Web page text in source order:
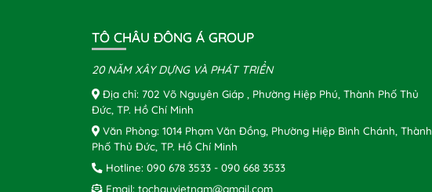
TÔ CHÂU ĐÔNG Á GROUP
20 NĂM XÂY DỰNG VÀ PHÁT TRIỂN
Địa chỉ: 702 Võ Nguyên Giáp , Phường Hiệp Phú, Thành Phố Thủ
Đức, TP. Hồ Chí Minh
Văn Phòng: 1014 Phạm Văn Đồng, Phường Hiệp Bình Chánh, Thành
Phố Thủ Đức, TP. Hồ Chí Minh
Hotline: 090 678 3533 - 090 668 3533
Email: tochauvietnam@gmail.com